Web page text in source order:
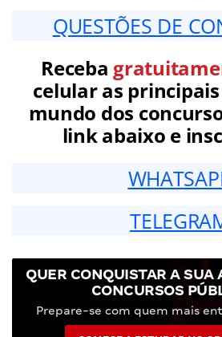
QUESTÕES DE
Receba
celular as
mundo dos
link abaixo e
QUER CONQUISTAR A SUA
CONCURSOS
Prepare-se com quem mais